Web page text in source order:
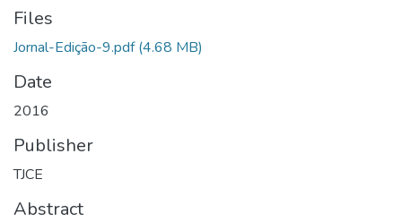
Files
Jornal-Edição-9.pdf(4.68 MB)
Date
2016
Publisher
TJCE
Abstract